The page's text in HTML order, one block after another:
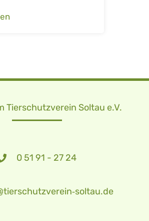
Tierschutzverein Soltau e.V.
0 51 91 - 27 24